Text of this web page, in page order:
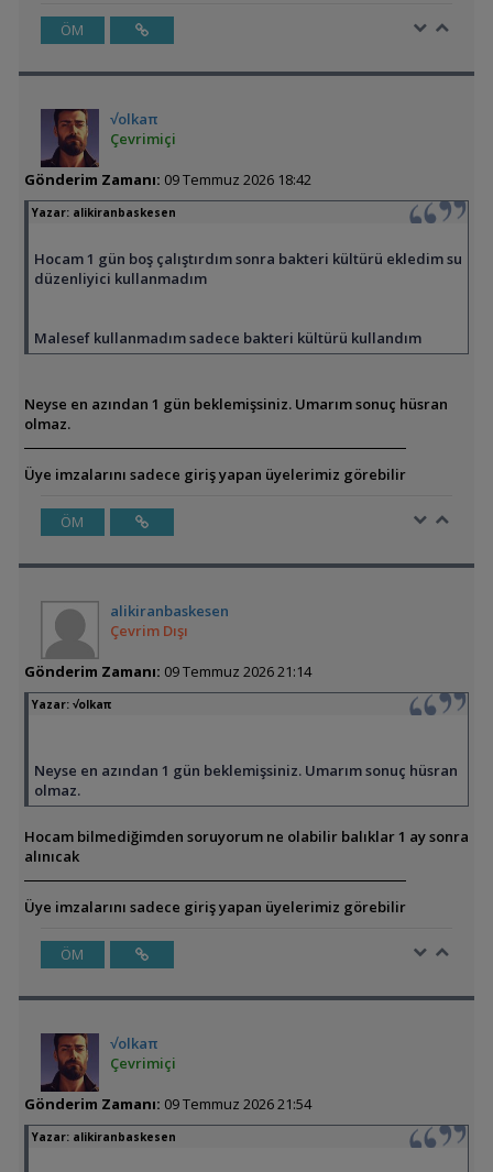
ÖM
√olkaπ
Çevrimiçi
Gönderim Zamanı: 09 Temmuz 2026 18:42
Yazar: alikiranbaskesen
Hocam 1 gün boş çalıştırdım sonra bakteri kültürü ekledim su
düzenliyici kullanmadım
Malesef kullanmadım sadece bakteri kültürü kullandım
Neyse en azından 1 gün beklemişsiniz. Umarım sonuç hüsran
olmaz.
Üye imzalarını sadece giriş yapan üyelerimiz görebilir
ÖM
alikiranbaskesen
Çevrim Dışı
Gönderim Zamanı: 09 Temmuz 2026 21:14
Yazar: √olkaπ
Neyse en azından 1 gün beklemişsiniz. Umarım sonuç hüsran
olmaz.
Hocam bilmediğimden soruyorum ne olabilir balıklar 1 ay sonra
alınıcak
Üye imzalarını sadece giriş yapan üyelerimiz görebilir
ÖM
√olkaπ
Çevrimiçi
Gönderim Zamanı: 09 Temmuz 2026 21:54
Yazar: alikiranbaskesen